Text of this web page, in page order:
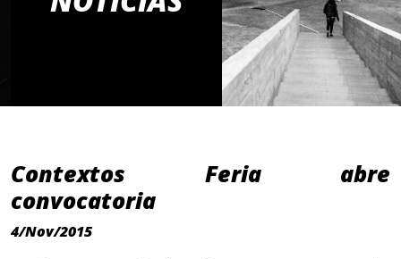
Contextos Feria abre
convocatoria
4/Nov/2015